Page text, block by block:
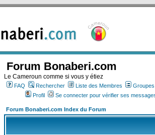
Forum Bonaberi.com
Le Cameroun comme si vous y étiez
FAQ Rechercher Liste des Membres
Profil
Se connecter pour vérifier ses
Forum Bonaberi.com Index du Forum